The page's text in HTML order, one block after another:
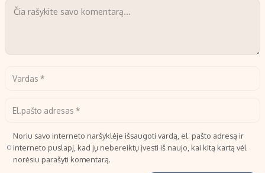
Noriu savo interneto naršyklėje išsaugoti vardą, el. pašto adresą ir
interneto puslapį, kad jų nebereiktų įvesti iš naujo, kai kitą kartą vėl
norėsiu parašyti komentarą.